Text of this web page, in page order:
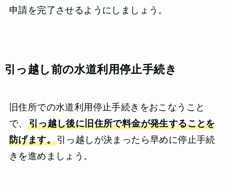
申請を完了させるようにしましょう。
引っ越し前の水道利用停止手続き
旧住所での水道利用停止手続きをおこなうこと
で、 引っ越し後に旧住所で料金が発生することを
防げます。引っ越しが決まったら早めに停止手続
きを進めましょう。